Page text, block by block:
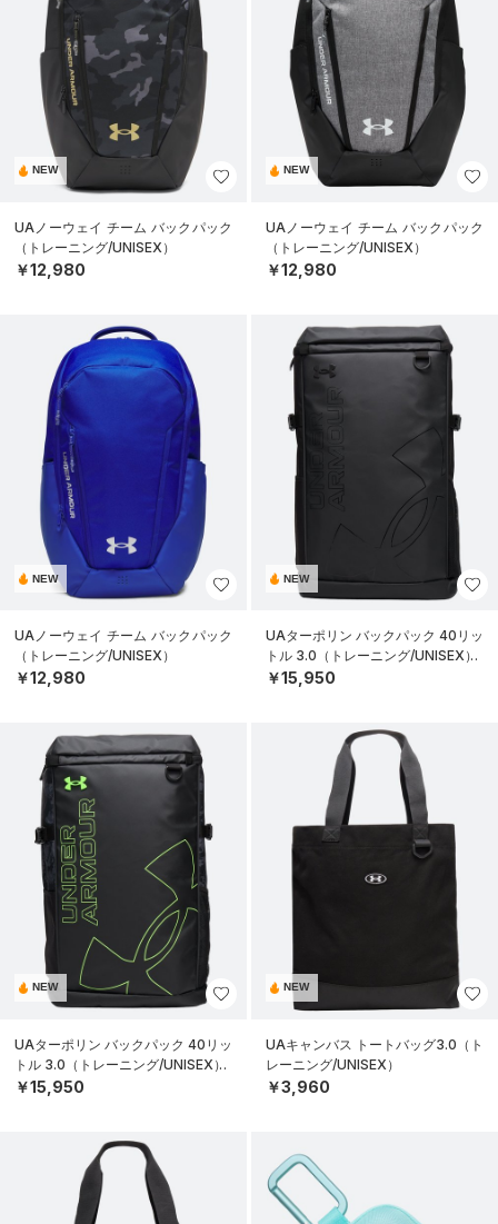
NEW
UAノーウェイ チーム バックパック
（トレーニング/UNISEX）
￥12,980
NEW
UAノーウェイ チーム バックパック
（トレーニング/UNISEX）
￥12,980
NEW
UAノーウェイ チーム バックパック
（トレーニング/UNISEX）
￥12,980
NEW
UAターポリン バックパック 40リッ
トル 3.0（トレーニング/UNISEX）
￥15,950
NEW
UAターポリン バックパック 40リッ
トル 3.0（トレーニング/UNISEX）
￥15,950
NEW
UAキャンバス トートバッグ3.0（ト
レーニング/UNISEX）
￥3,960